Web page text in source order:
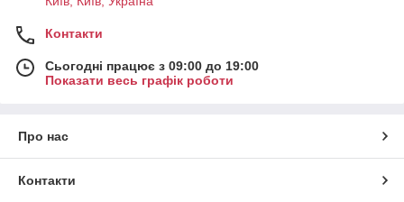
Контакти
Сьогодні працює з 09:00 до 19:00
Показати весь графік роботи
Про нас
Контакти